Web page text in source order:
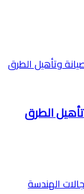
الطرق